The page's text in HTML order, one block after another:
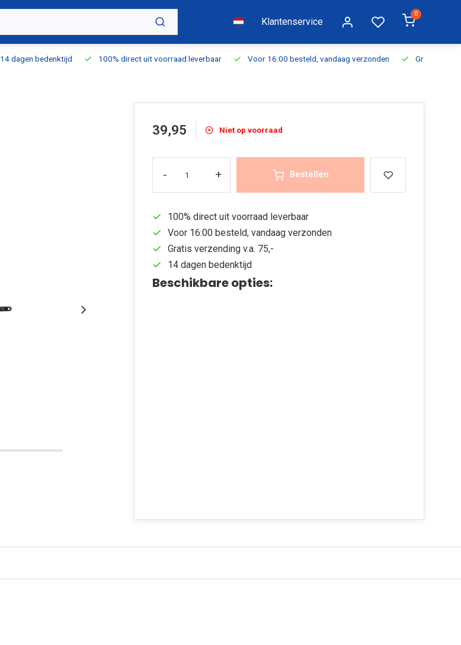
Klantenservice
0
14 dagen bedenktijd 100% direct uit voorraad leverbaar Voor 16:00 besteld, vandaag verzonden Gratis
39,95 Niet op voorraad
- + Bestellen
100% direct uit voorraad leverbaar
Voor 16:00 besteld, vandaag verzonden
Gratis verzending v.a. 75,-
14 dagen bedenktijd
Beschikbare opties: